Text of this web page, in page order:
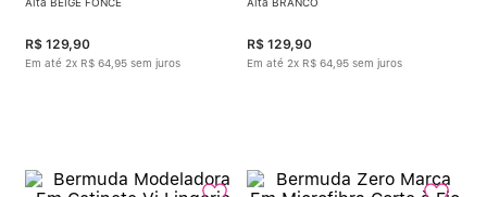
R$ 129,90
Em até 2x R$ 64 95 sem juros
R$ 129,90
Em até 2x R$ 64 95 sem juros